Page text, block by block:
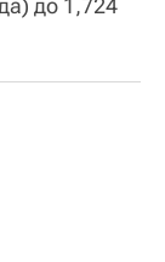
до 1,724